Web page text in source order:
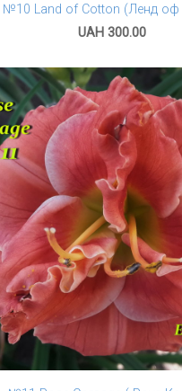
№10 Land of Cotton (Ленд оф
UAH 300.00